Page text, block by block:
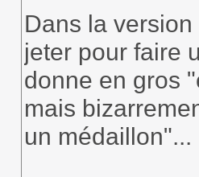
Dans la
jeter pour faire
donne en gros
mais
un médaillon"...